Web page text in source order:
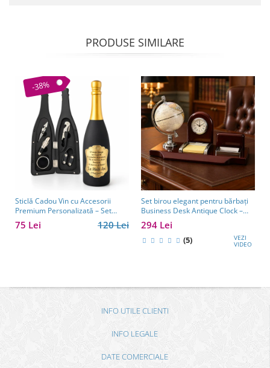
PRODUSE SIMILARE
-38%
Sticlă Cadou Vin cu Accesorii
Premium Personalizată – Set
Elegant pentru Bărbați
120 Lei
75 Lei
Set birou elegant pentru bărbați
Business Desk Antique Clock –
cadou premium pentru șef, soț
sau partener de afaceri
294 Lei
(5) VEZI
VIDEO
INFO UTILE CLIENTI
INFO LEGALE
DATE COMERCIALE